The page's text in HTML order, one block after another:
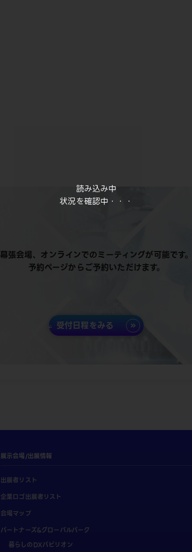
読み込み中
状況を確認中・・・
幕張会場、オンラインでのミーティングが可能です。
予約ページからご予約いただけます。
受付日程をみる
展示会場/出展情報
出展者リスト
企業ロゴ出展者リスト
会場マップ
パートナーズ&グローバルパーク
暮らしのDXパビリオン